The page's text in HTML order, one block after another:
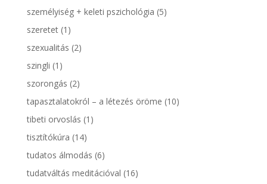
személyiség + keleti pszichológia (5)
szeretet(1)
szexualitás (2)
szingli (1)
szorongás (2)
tapasztalatokról – a létezés öröme (10)
tibeti orvoslás (1)
tisztítókúra (14)
tudatos álmodás (6)
tudatváltás meditációval (16)